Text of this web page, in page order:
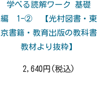
学べる読解ワーク 基礎
編 1-② 【光村図書・東
京書籍・教育出版の教科書
教材より抜粋】
2,640円(税込)